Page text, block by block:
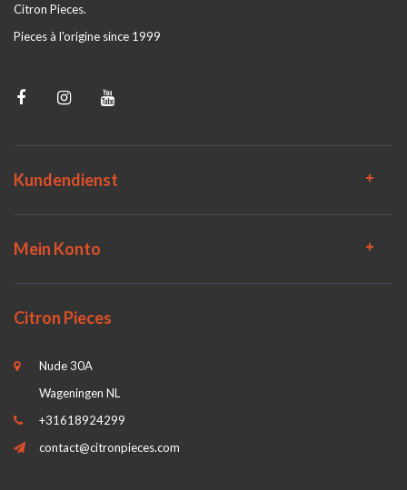
Citron Pieces.
Pieces à l'origine since 1999
Kundendienst
Mein Konto
Citron Pieces
Nude 30A
Wageningen NL
+31618924299
contact@citronpieces.com